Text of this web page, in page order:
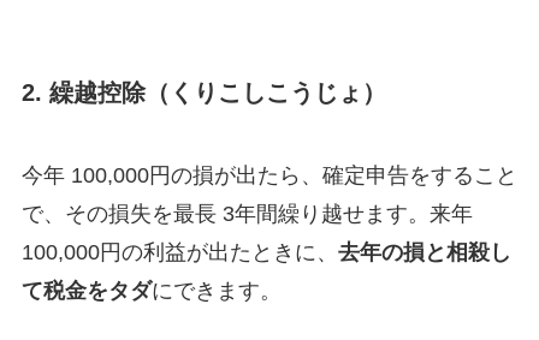
2. 繰越控除（くりこしこうじょ）
今年 100,000円の損が出たら、確定申告をすること
で、その損失を最長 3年間繰り越せます。来年
100,000円の利益が出たときに、 去年の損と相殺し
て税金をタダにできます。